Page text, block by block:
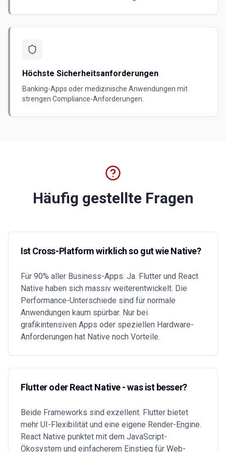
Höchste Sicherheitsanforderungen
Banking-Apps oder medizinische Anwendungen mit
strengen Compliance-Anforderungen.
Häufig gestellte Fragen
Ist Cross-Platform wirklich so gut wie Native?
Für 90% aller Business-Apps: Ja. Flutter und React
Native haben sich massiv weiterentwickelt. Die
Performance-Unterschiede sind für normale
Anwendungen kaum spürbar. Nur bei
grafikintensiven Apps oder speziellen Hardware-
Anforderungen hat Native noch Vorteile.
Flutter oder React Native - was ist besser?
Beide Frameworks sind exzellent. Flutter bietet
mehr UI-Flexibilität und eine eigene Render-Engine.
React Native punktet mit dem JavaScript-
Ökosystem und einfacherem Einstieg für Web-